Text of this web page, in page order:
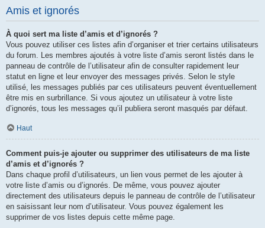
Amis et ignorés
À quoi sert ma liste d’amis et d’ignorés ?
Vous pouvez utiliser ces listes afin d’organiser et trier certains utilisateurs
du forum. Les membres ajoutés à votre liste d’amis seront listés dans le
panneau de contrôle de l’utilisateur afin de consulter rapidement leur
statut en ligne et leur envoyer des messages privés. Selon le style
utilisé, les messages publiés par ces utilisateurs peuvent éventuellement
être mis en surbrillance. Si vous ajoutez un utilisateur à votre liste
d’ignorés, tous les messages qu’il publiera seront masqués par défaut.
Haut
Comment puis-je ajouter ou supprimer des utilisateurs de ma liste
d’amis et d’ignorés ?
Dans chaque profil d’utilisateurs, un lien vous permet de les ajouter à
votre liste d’amis ou d’ignorés. De même, vous pouvez ajouter
directement des utilisateurs depuis le panneau de contrôle de l’utilisateur
en saisissant leur nom d’utilisateur. Vous pouvez également les
supprimer de vos listes depuis cette même page.